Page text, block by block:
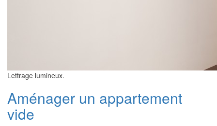
Lettrage lumineux.
Aménager un appartement
vide